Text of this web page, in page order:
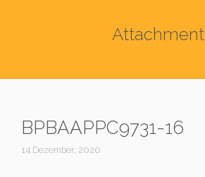
Attachment
BPBAAPPC9731-16
14 Dezember, 2020